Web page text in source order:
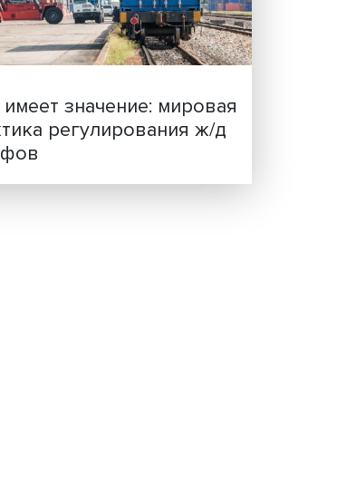
Индивидуальные и
ценности: в ЦенСИБ
завершилась летняя